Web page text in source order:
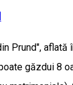
Prund",
găzdui 8